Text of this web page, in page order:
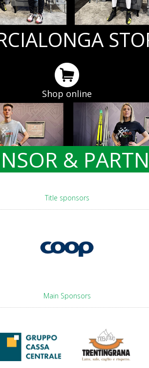
Shop online
&
Title sponsors
Main Sponsors